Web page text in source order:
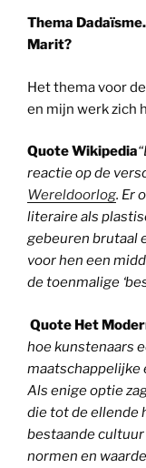
Thema
Marit?
Het thema voor
en mijn werk zich
Quote Wikipedia
reactie op de
Wereldoorlog. Er
literaire als
gebeuren brutaal
voor hen een
de toenmalige
Quote Het
hoe kunstenaars
maatschappelijke
Als enige optie
die tot de ellende
bestaande
normen en